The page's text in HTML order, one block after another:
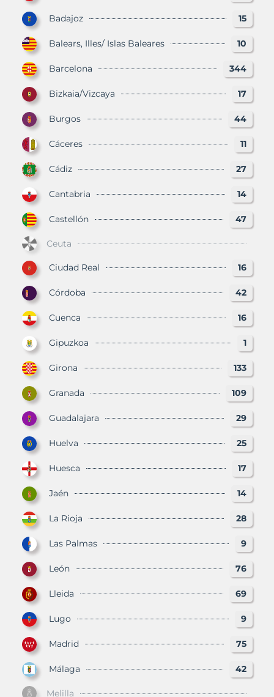
Badajoz 15
Balears, Illes/ Islas Baleares 10
Barcelona 344
Bizkaia/Vizcaya 17
Burgos 44
Cáceres 11
Cádiz 27
Cantabria 14
Castellón 47
Ceuta
Ciudad Real 16
Córdoba 42
Cuenca 16
Gipuzkoa 1
Girona 133
Granada 109
Guadalajara 29
Huelva 25
Huesca 17
Jaén 14
La Rioja 28
Las Palmas 9
León 76
Lleida 69
Lugo 9
Madrid 75
Málaga 42
Melilla